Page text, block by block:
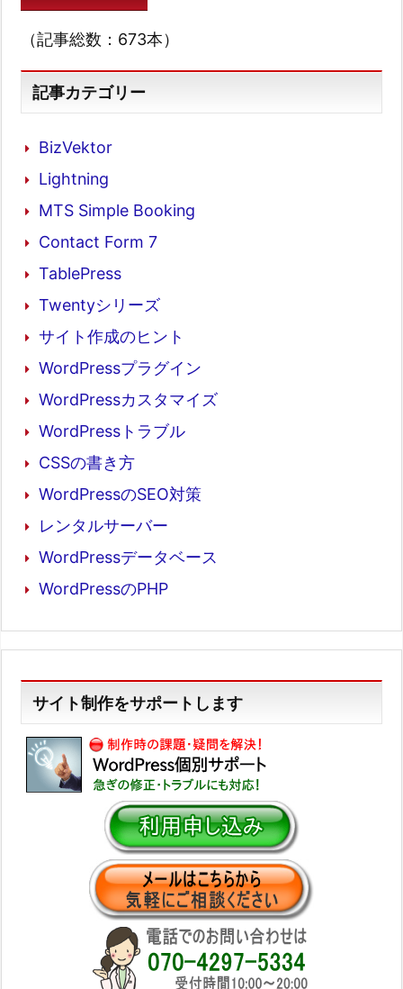
（記事総数：673本）
記事カテゴリー
BizVektor
Lightning
MTS Simple Booking
Contact Form 7
TablePress
Twentyシリーズ
サイト作成のヒント
WordPressプラグイン
WordPressカスタマイズ
WordPressトラブル
CSSの書き方
WordPressのSEO対策
レンタルサーバー
WordPressデータベース
WordPressのPHP
サイト制作をサポートします